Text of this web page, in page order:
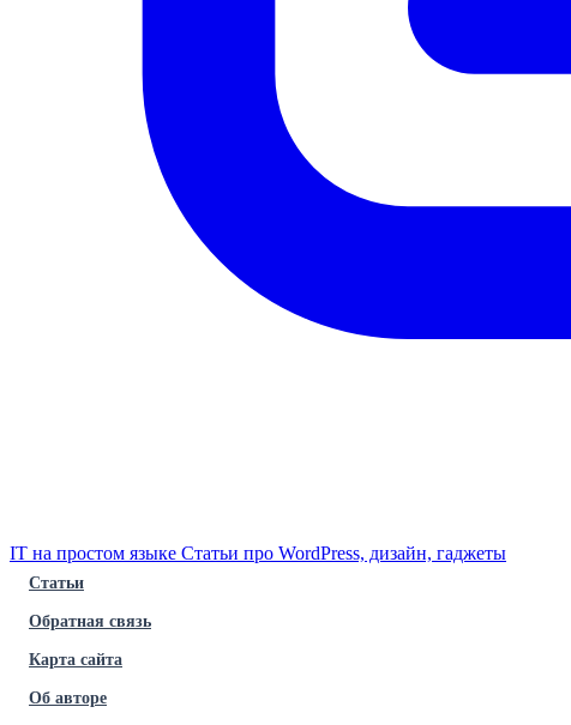
IT на простом языке Статьи про WordPress, дизайн, гаджеты
Статьи
Обратная связь
Карта сайта
Об авторе